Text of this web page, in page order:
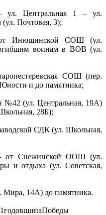
ул. Центральная 1 – ул.
Почтовая, 3);
Инюшинской СОШ (ул.
воинам в ВОВ (ул.
СОШ (пер.
и до памятника;
№42 (ул. Центральная, 19А)
28Б);
СДК (ул. Школьная,
от Снежинской ООШ (ул.
и отдыха (ул. Советская,
Мира, 14А) до памятника.